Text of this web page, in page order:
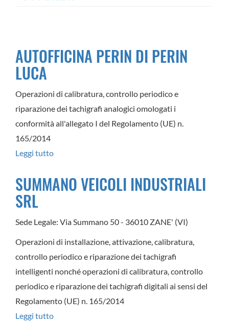
AUTOFFICINA PERIN DI PERIN
LUCA
Operazioni di calibratura, controllo periodico e
riparazione dei tachigrafi analogici omologati i
conformità all'allegato I del Regolamento (UE) n.
165/2014
Leggi tutto
PERIN
LUCA
SUMMANO VEICOLI INDUSTRIALI
SRL
Sede Legale: Via Summano 50 - 36010 ZANE' (VI)
Operazioni di installazione, attivazione, calibratura,
controllo periodico e riparazione dei tachigrafi
intelligenti nonché operazioni di calibratura, controllo
periodico e riparazione dei tachigrafi digitali ai sensi del
Regolamento (UE) n. 165/2014
Leggi tutto